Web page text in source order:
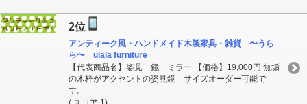
2位
アンティーク風・ハンドメイド木製家具・雑貨 〜うら
ら〜 ulala furniture
【代表商品名】姿見 鏡 ミラー 【価格】19,000円 無垢
の木枠がアクセントの姿見鏡 サイズオーダー可能で
す。